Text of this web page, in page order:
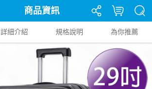
商品資訊
詳細介紹 規格說明 為你推薦